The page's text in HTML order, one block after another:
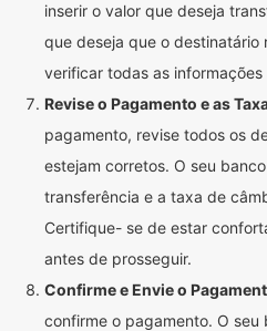
inserir o valor que deseja
que deseja que o
verificar todas as
Revise o Pagamento e as
pagamento, revise todos os
estejam corretos. O seu
transferência e a taxa de
Certifique- se de estar
antes de prosseguir.
Confirme e Envie o
confirme o pagamento. O seu